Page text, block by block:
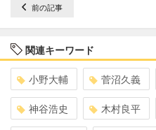
前の記事
関連キーワード
小野大輔 菅沼久義
神谷浩史 木村良平